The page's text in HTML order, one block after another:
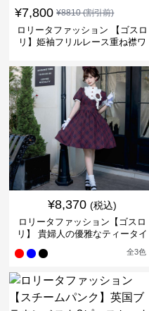
¥7,800 ¥8810(割引前)
ロリータファッション 【ゴスロ
リ】姫袖フリルレース重ね襟ワ
¥8,370 (税込)
ロリータファッション【ゴスロ
リ】 貴婦人の優雅なティータイ
全3色